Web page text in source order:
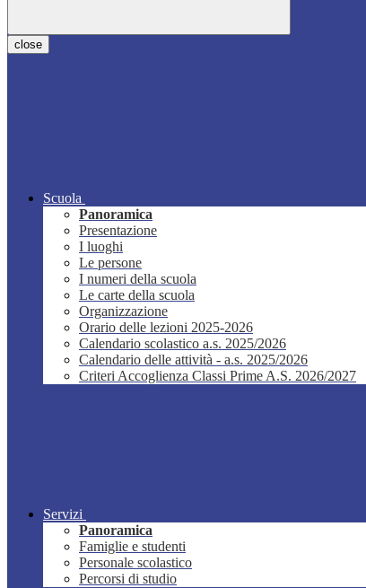
close
Scuola
Panoramica
Presentazione
I luoghi
Le persone
I numeri della scuola
Le carte della scuola
Organizzazione
Orario delle lezioni 2025-2026
Calendario scolastico a.s. 2025/2026
Calendario delle attività - a.s. 2025/2026
Criteri Accoglienza Classi Prime A.S. 2026/2027
Servizi
Panoramica
Famiglie e studenti
Personale scolastico
Percorsi di studio